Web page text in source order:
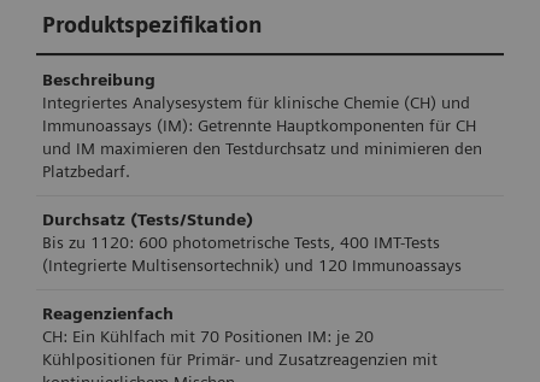
Produktspezifikation
Beschreibung
Integriertes Analysesystem für klinische Chemie (CH) und
Immunoassays (IM): Getrennte Hauptkomponenten für CH
und IM maximieren den Testdurchsatz und minimieren den
Platzbedarf.
Durchsatz (Tests/Stunde)
Bis zu 1120: 600 photometrische Tests, 400 IMT-Tests
(Integrierte Multisensortechnik) und 120 Immunoassays
Reagenzienfach
CH: Ein Kühlfach mit 70 Positionen IM: je 20
Kühlpositionen für Primär- und Zusatzreagenzien mit